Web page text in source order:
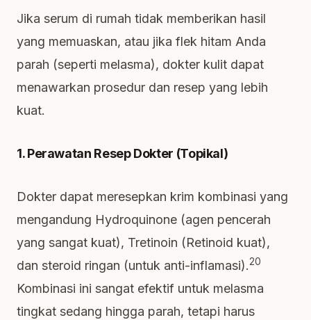
Jika serum di rumah tidak memberikan hasil
yang memuaskan, atau jika flek hitam Anda
parah (seperti melasma), dokter kulit dapat
menawarkan prosedur dan resep yang lebih
kuat.
1. Perawatan Resep Dokter (Topikal)
Dokter dapat meresepkan krim kombinasi yang
mengandung Hydroquinone (agen pencerah
yang sangat kuat), Tretinoin (Retinoid kuat),
dan steroid ringan (untuk anti-inflamasi).20
Kombinasi ini sangat efektif untuk melasma
tingkat sedang hingga parah, tetapi harus